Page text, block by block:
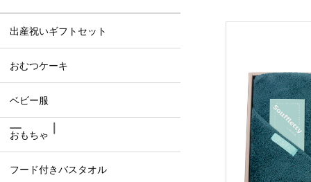
出産祝いギフトセット
おむつケーキ
ベビー服
おもちゃ
フード付きバスタオル